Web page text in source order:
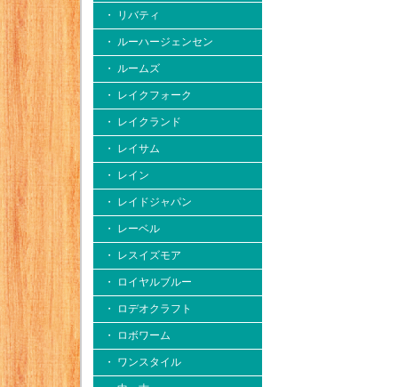
・ リバティ
・ ルーハージェンセン
・ ルームズ
・ レイクフォーク
・ レイクランド
・ レイサム
・ レイン
・ レイドジャパン
・ レーベル
・ レスイズモア
・ ロイヤルブルー
・ ロデオクラフト
・ ロボワーム
・ ワンスタイル